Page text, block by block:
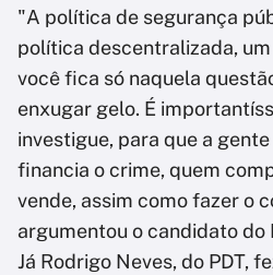
"A política de segurança
política descentralizada,
você fica só naquela
enxugar gelo. É
investigue, para que a
financia o crime, quem
vende, assim como fazer o
argumentou o candidato do
Já Rodrigo Neves, do PDT,